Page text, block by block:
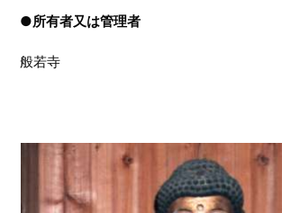
●所有者又は管理者
般若寺